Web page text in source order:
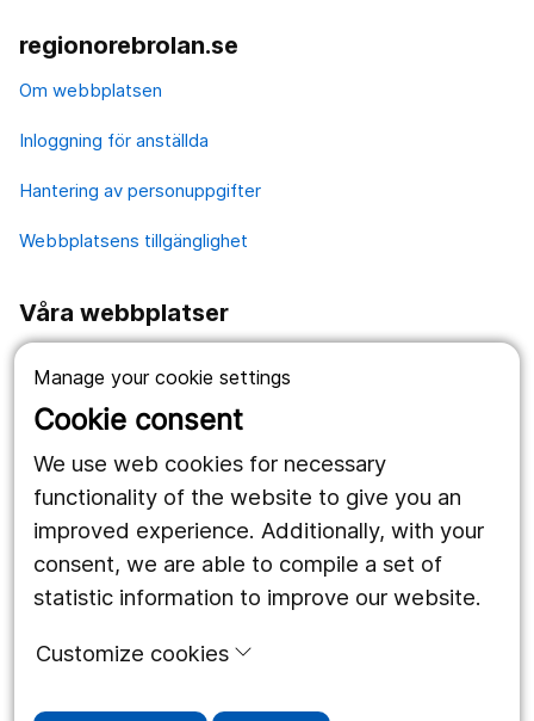
Manage your cookie settings
Cookie consent
We use web cookies for necessary
functionality of the website to give you an
improved experience. Additionally, with your
consent, we are able to compile a set of
statistic information to improve our website.
Customize cookies
regionorebrolan.se
Om webbplatsen
Inloggning för anställda
Hantering av personuppgifter
Webbplatsens tillgänglighet
Våra webbplatser
Länstrafiken
Region Örebro län
Följ oss
Facebook